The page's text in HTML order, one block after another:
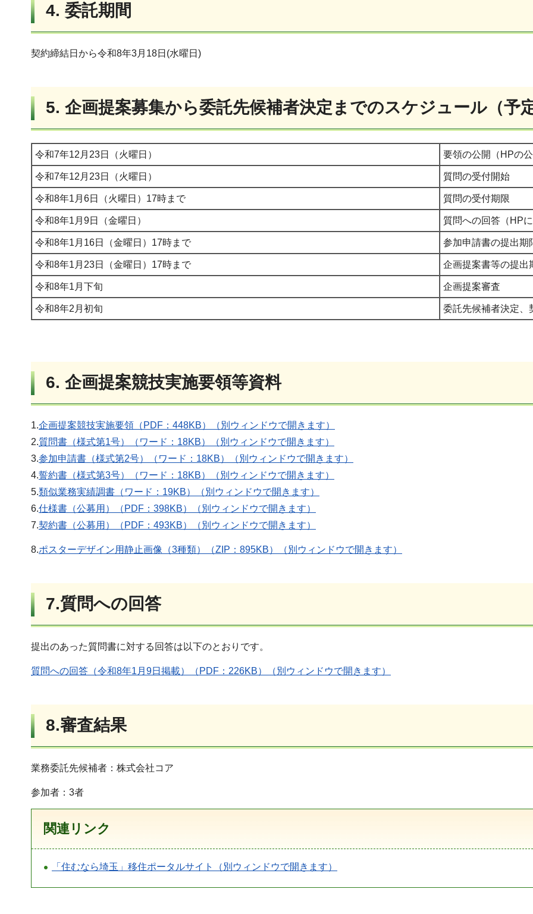
4. 委託期間
契約締結日から令和8年3月18日(水曜日)
5. 企画提案募集から委託先候補者決定までのスケジュール（予
令和7年12月23日（火曜日） 要領の公開（HPの
令和7年12月23日（火曜日） 質問の受付開始
令和8年1月6日（火曜日）17時まで 質問の受付期限
令和8年1月9日（金曜日） 質問への回答（HP
令和8年1月16日（金曜日）17時まで 参加申請書の提出期
令和8年1月23日（金曜日）17時まで 企画提案書等の提出
令和8年1月下旬 企画提案審査
令和8年2月初旬 委託先候補者決定、
6. 企画提案競技実施要領等資料
1.企画提案競技実施要領（PDF：448KB）（別ウィンドウで開きます）
2.質問書（様式第1号）（ワード：18KB）（別ウィンドウで開きます）
3.参加申請書（様式第2号）（ワード：18KB）（別ウィンドウで開きます）
4.誓約書（様式第3号）（ワード：18KB）（別ウィンドウで開きます）
5.類似業務実績調書（ワード：19KB）（別ウィンドウで開きます）
6.仕様書（公募用）（PDF：398KB）（別ウィンドウで開きます）
7.契約書（公募用）（PDF：493KB）（別ウィンドウで開きます）
8.ポスターデザイン用静止画像（3種類）（ZIP：895KB）（別ウィンドウで開きます）
7.質問への回答
提出のあった質問書に対する回答は以下のとおりです。
質問への回答（令和8年1月9日掲載）（PDF：226KB）（別ウィンドウで開きます）
8.審査結果
業務委託先候補者：株式会社コア
参加者：3者
関連リンク
「住むなら埼玉」移住ポータルサイト（別ウィンドウで開きます）